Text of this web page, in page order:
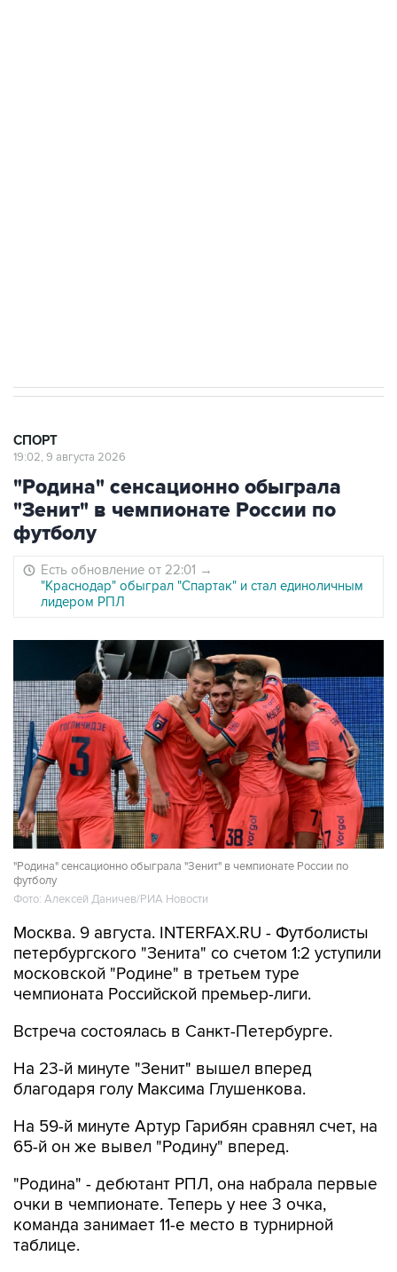
СПОРТ
19:02, 9 августа 2026
"Родина" сенсационно обыграла
"Зенит" в чемпионате России по
футболу
Есть обновление от 22:01 →
"Краснодар" обыграл "Спартак" и стал единоличным
лидером РПЛ
"Родина" сенсационно обыграла "Зенит" в чемпионате России по
футболу
Фото: Алексей Даничев/РИА Новости
Москва. 9 августа. INTERFAX.RU - Футболисты
петербургского "Зенита" со счетом 1:2 уступили
московской "Родине" в третьем туре
чемпионата Российской премьер-лиги.
Встреча состоялась в Санкт-Петербурге.
На 23-й минуте "Зенит" вышел вперед
благодаря голу Максима Глушенкова.
На 59-й минуте Артур Гарибян сравнял счет, на
65-й он же вывел "Родину" вперед.
"Родина" - дебютант РПЛ, она набрала первые
очки в чемпионате. Теперь у нее 3 очка,
команда занимает 11-е место в турнирной
таблице.